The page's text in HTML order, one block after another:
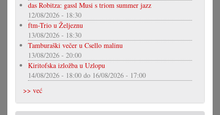
das Robitza: gassl Musi s triom summer jazz
12/08/2026 - 18:30
ftm-Trio u Željeznu
13/08/2026 - 18:30
Tamburaški večer u Csello malinu
13/08/2026 - 20:00
Kiritofska izložba u Uzlopu
14/08/2026 - 18:00 do 16/08/2026 - 17:00
>> već